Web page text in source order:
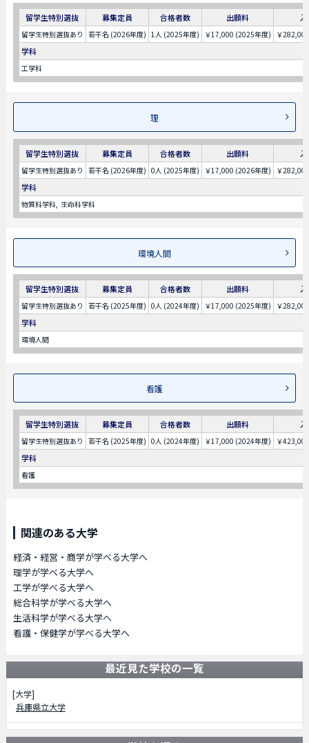
留学生特別選抜 募集定員 合格者数 出願料
留学生特別選抜あり 若干名 (2026年度) 1人 (2025年度) ￥17,000 (2025年度) ￥
学科
工学科
理
留学生特別選抜 募集定員 合格者数 出願料
留学生特別選抜あり 若干名 (2026年度) 0人 (2025年度) ￥17,000 (2026年度) ￥
学科
物質科学科 生命科学科
環境人間
留学生特別選抜 募集定員 合格者数 出願料
留学生特別選抜あり 若干名 (2025年度) 0人 (2024年度) ￥17,000 (2025年度) ￥
学科
環境人間
看護
留学生特別選抜 募集定員 合格者数 出願料
留学生特別選抜あり 若干名 (2025年度) 0人 (2024年度) ￥17,000 (2024年度) ￥
学科
看護
関連のある大学
経済・経営・商学が学べる大学へ
理学が学べる大学へ
工学が学べる大学へ
総合科学が学べる大学へ
生活科学が学べる大学へ
看護・保健学が学べる大学へ
最近見た学校の一覧
[大学]
兵庫県立大学